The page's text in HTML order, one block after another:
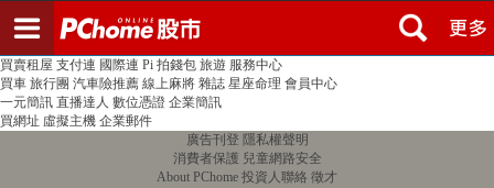
PChome首頁 線上購物 24h購物 書店
買賣租屋 支付連 國際連 Pi 拍錢包 旅遊 服務中心
買車 旅行團 汽車險推薦 線上麻將 雜誌 星座命理 會員中心
一元簡訊 直播達人 數位憑證 企業簡訊
買網址 虛擬主機 企業郵件
廣告刊登 隱私權聲明
消費者保護 兒童網路安全
About PChome 投資人聯絡 徵才